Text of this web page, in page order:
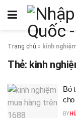
Trang chủ » kinh
Thẻ: kinh
Bỏ
cho
BY